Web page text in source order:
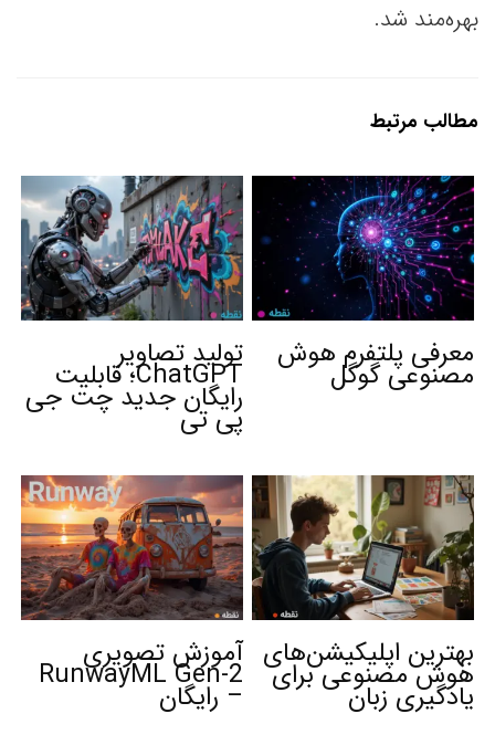
بهره‌مند شد.
مطالب مرتبط
معرفی پلتفرم هوش
مصنوعی گوگل
تولید تصاویر
ChatGPT؛ قابلیت
رایگان جدید چت جی
پی تی
بهترین اپلیکیشن‌های
هوش مصنوعی برای
یادگیری زبان
آموزش تصویری
RunwayML Gen-2
– رایگان